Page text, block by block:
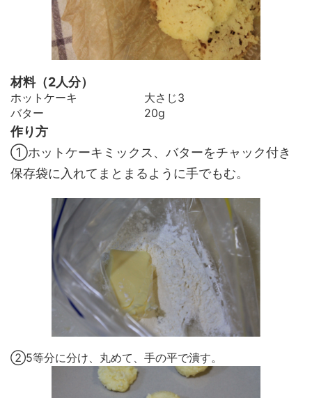
材料（2人分）
ホットケーキ 大さじ3
バター 20g
作り方
①ホットケーキミックス、バターをチャック付き
保存袋に入れてまとまるように手でもむ。
②5等分に分け、丸めて、手の平で潰す。